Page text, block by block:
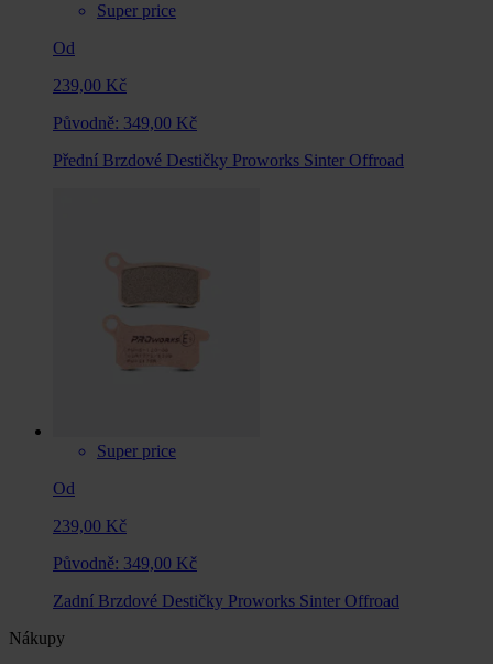
Super price
Od
239,00 Kč
Původně: 349,00 Kč
Přední Brzdové Destičky Proworks Sinter Offroad
Super price
Od
239,00 Kč
Původně: 349,00 Kč
Zadní Brzdové Destičky Proworks Sinter Offroad
Nákupy